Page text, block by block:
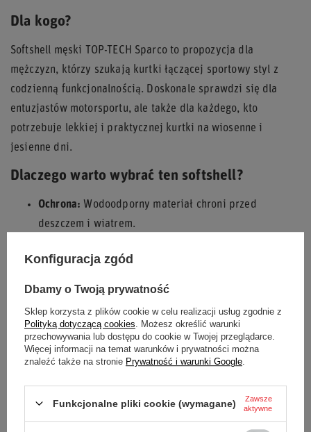
Dla kogo?
Softshell męski TOP-TECH Sparco to propozycja dla
mężczyzn, którzy szukają kurtki łączącej sportowy styl z
codzienną funkcjonalnością. Doskonale sprawdzi się dla
entuzjastów motorsportu, ale także dla każdego, kto
potrzebuje lekkiej i praktycznej kurtki na wiosenne i
jesienne dni.
Dlaczego warto wybrać ten softshell?
Ochrona: Wodoodporny materiał chroni przed
deszczem i wiatrem.
zapewniają wygodę noszenia.
Praktyczność:
Odpinany kaptur i zapinane kieszenie
Styl:Sportowy design z dyskretnym logo Sparco.
Poczuj komfort i styl softshella męskiego TOP-TECH Sparco!
Stan Nowy
Konfiguracja zgód
Dbamy o Twoją prywatność
Sklep korzysta z plików cookie w celu realizacji usług zgodnie z
Polityką dotyczącą cookies . Możesz określić warunki
przechowywania lub dostępu do cookie w Twojej przeglądarce.
Więcej informacji na temat warunków i prywatności można
znaleźć także na stronie Prywatność i warunki Google
Funkcjonalne pliki cookie (wymagane)
Zawsze
aktywne